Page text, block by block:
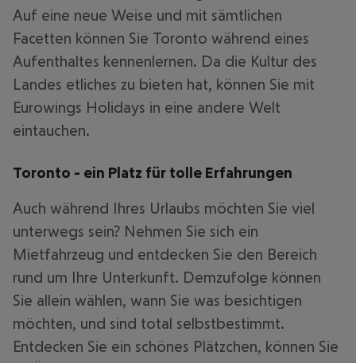
Auf eine neue Weise und mit sämtlichen
Facetten können Sie Toronto während eines
Aufenthaltes kennenlernen. Da die Kultur des
Landes etliches zu bieten hat, können Sie mit
Eurowings Holidays in eine andere Welt
eintauchen.
Toronto - ein Platz für tolle Erfahrungen
Auch während Ihres Urlaubs möchten Sie viel
unterwegs sein? Nehmen Sie sich ein
Mietfahrzeug und entdecken Sie den Bereich
rund um Ihre Unterkunft. Demzufolge können
Sie allein wählen, wann Sie was besichtigen
möchten, und sind total selbstbestimmt.
Entdecken Sie ein schönes Plätzchen, können Sie